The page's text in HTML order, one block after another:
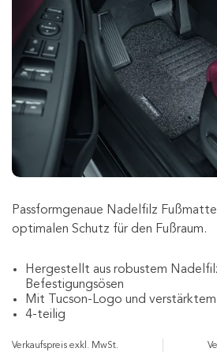
Passformgenaue Nadelfilz
optimalen Schutz für den Fußraum.
Hergestellt aus robustem
Befestigungsösen
Mit Tucson-Logo und
4-teilig
Verkaufspreis exkl. MwSt.